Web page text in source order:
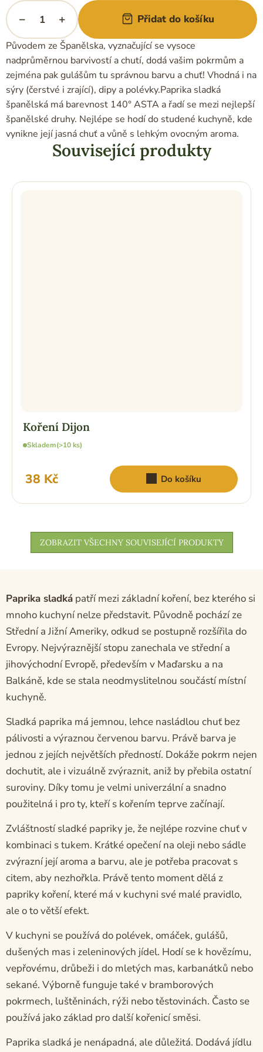
+
− Přidat do košíku
Původem ze Španělska, vyznačující se vysoce
nadprůměrnou barvivostí a chutí, dodá vašim pokrmům a
zejména pak gulášům tu správnou barvu a chuť! Vhodná i na
sýry (čerstvé i zrající), dipy a polévky.Paprika sladká
španělská má barevnost 140° ASTA a řadí se mezi nejlepší
španělské druhy. Nejlépe se hodí do studené kuchyně, kde
vynikne její jasná chuť a vůně s lehkým ovocným aroma.
Související produkty
Koření Dijon
Skladem(>10 ks)
38 Kč Do košíku
ZOBRAZIT VŠECHNY SOUVISEJÍCÍ PRODUKTY
Paprika sladká patří mezi základní koření, bez kterého si
mnoho kuchyní nelze představit. Původně pochází ze
Střední a Jižní Ameriky, odkud se postupně rozšířila do
Evropy. Nejvýraznější stopu zanechala ve střední a
jihovýchodní Evropě, především v Maďarsku a na
Balkáně, kde se stala neodmyslitelnou součástí místní
kuchyně.
Sladká paprika má jemnou, lehce nasládlou chuť bez
pálivosti a výraznou červenou barvu. Právě barva je
jednou z jejích největších předností. Dokáže pokrm nejen
dochutit, ale i vizuálně zvýraznit, aniž by přebila ostatní
suroviny. Díky tomu je velmi univerzální a snadno
použitelná i pro ty, kteří s kořením teprve začínají.
Zvláštností sladké papriky je, že nejlépe rozvine chuť v
kombinaci s tukem. Krátké opečení na oleji nebo sádle
zvýrazní její aroma a barvu, ale je potřeba pracovat s
citem, aby nezhořkla. Právě tento moment dělá z
papriky koření, které má v kuchyni své malé pravidlo,
ale o to větší efekt.
V kuchyni se používá do polévek, omáček, gulášů,
dušených mas i zeleninových jídel. Hodí se k hovězímu,
vepřovému, drůbeži i do mletých mas, karbanátků nebo
sekané. Výborně funguje také v bramborových
pokrmech, luštěninách, rýži nebo těstovinách. Často se
používá jako základ pro další kořenicí směsi.
Paprika sladká je nenápadná, ale důležitá. Dodává jídlu